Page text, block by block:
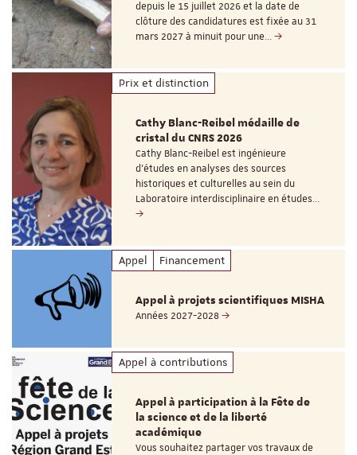
depuis le 15 juillet 2026 et la date de
clôture des candidatures est fixée au 31
mars 2027 à minuit pour une…
Prix et distinction
Cathy Blanc-Reibel médaille de
cristal du CNRS 2026
Cathy Blanc-Reibel est ingénieure
d’études en analyses des sources
historiques et culturelles au sein du
Laboratoire interdisciplinaire en études…
Appel Financement
Appel à projets scientifiques MISHA
Années 2027-2028
Appel à contributions
Appel à participation à la Fête de
la science et de la liberté
académique
Vous souhaitez partager vos travaux de